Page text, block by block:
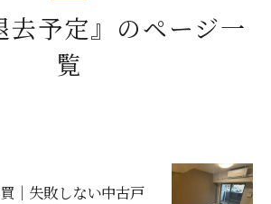
去予定』のページ一
覧
｜失敗しない中古戸